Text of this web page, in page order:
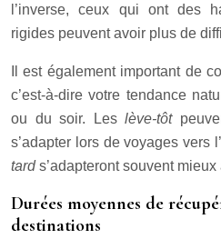
l’inverse, ceux qui ont des
rigides peuvent avoir plus de
Il est également important de
c’est-à-dire votre tendance
ou du soir. Leslève-tôt
s’adapter lors de voyages vers
tards’adapteront souvent
Durées moyennes de
destinations